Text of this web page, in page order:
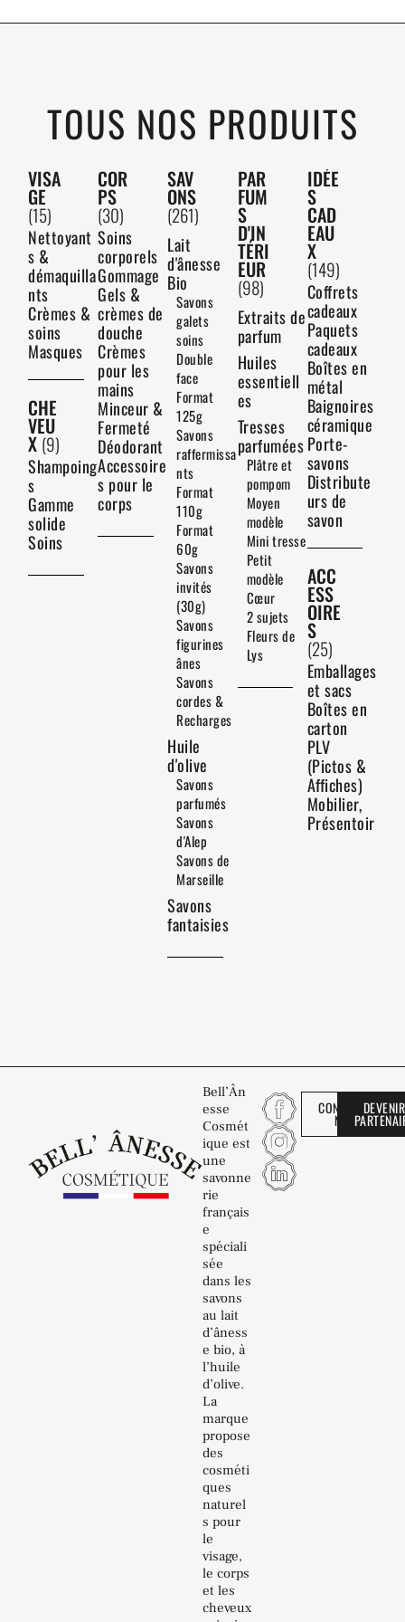
TOUS NOS PRODUITS
VISA
GE
(15)
Nettoyant
s &
démaquilla
nts
Crèmes &
soins
Masques
CHE
VEU
X (9)
Shampoing
s
Gamme
solide
Soins
COR
PS
(30)
Soins
corporels
Gommage
Gels &
crèmes de
douche
Crèmes
pour les
mains
Minceur &
Fermeté
Déodorant
Accessoire
s pour le
corps
SAV
ONS
(261)
Lait
d'ânesse
Bio
Savons
galets
soins
Double
face
Format
125g
Savons
raffermissa
nts
Format
110g
Format
60g
Savons
invités
(30g)
Savons
figurines
ânes
Savons
cordes &
Recharges
Huile
d'olive
Savons
parfumés
Savons
d'Alep
Savons de
Marseille
Savons
fantaisies
PAR
FUM
S
D'IN
TÉRI
EUR
(98)
Extraits de
parfum
Huiles
essentiell
es
Tresses
parfumées
Plâtre et
pompom
Moyen
modèle
Mini tresse
Petit
modèle
Cœur
2 sujets
Fleurs de
Lys
IDÉE
S
CAD
EAU
X
(149)
Coffrets
cadeaux
Paquets
cadeaux
Boîtes en
métal
Baignoires
céramique
Porte-
savons
Distribute
urs de
savon
ACC
ESS
OIRE
S
(25)
Emballages
et sacs
Boîtes en
carton
PLV
(Pictos &
Affiches)
Mobilier,
Présentoir
Bell’Ân
esse
Cosmét
ique est
une
savonne
rie
français
e
spéciali
sée
dans les
savons
au lait
d’âness
e bio, à
l’huile
d’olive.
La
marque
propose
des
cosméti
ques
naturel
s pour
le
visage,
le corps
et les
cheveux
CONTACTEZ-
NOUS
DEVENIR